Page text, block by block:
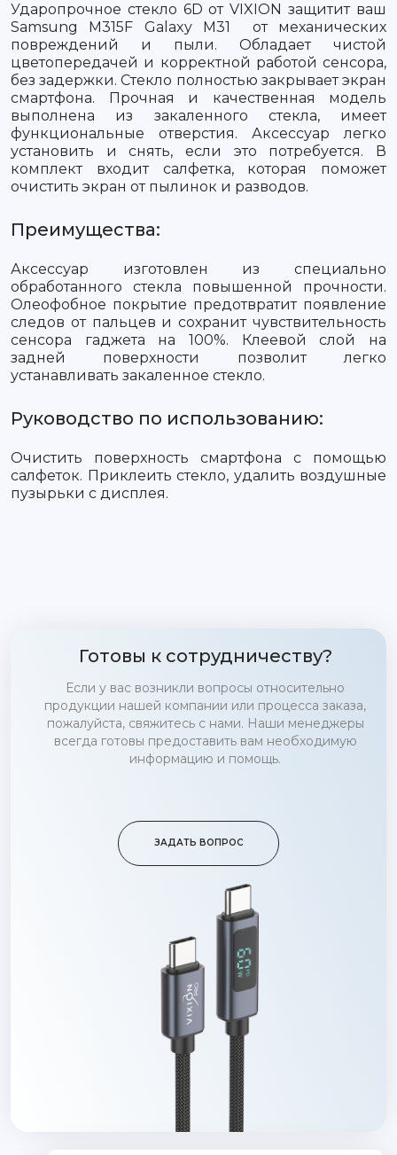
Ударопрочное стекло 6D от VIXION защитит ваш
Samsung M315F Galaxy M31 от механических
повреждений и пыли. Обладает чистой
цветопередачей и корректной работой сенсора,
без задержки. Стекло полностью закрывает экран
смартфона. Прочная и качественная модель
выполнена из закаленного стекла, имеет
функциональные отверстия. Аксессуар легко
установить и снять, если это потребуется. В
комплект входит салфетка, которая поможет
очистить экран от пылинок и разводов.
Преимущества:
Аксессуар изготовлен из специально
обработанного стекла повышенной прочности.
Олеофобное покрытие предотвратит появление
следов от пальцев и сохранит чувствительность
сенсора гаджета на 100%. Клеевой слой на
задней поверхности позволит легко
устанавливать закаленное стекло.
Руководство по использованию:
Очистить поверхность смартфона с помощью
салфеток. Приклеить стекло, удалить воздушные
пузырьки с дисплея.
Готовы к сотрудничеству?
Если у вас возникли вопросы относительно
продукции нашей компании или процесса заказа,
пожалуйста, свяжитесь с нами. Наши менеджеры
всегда готовы предоставить вам необходимую
информацию и помощь.
ЗАДАТЬ ВОПРОС